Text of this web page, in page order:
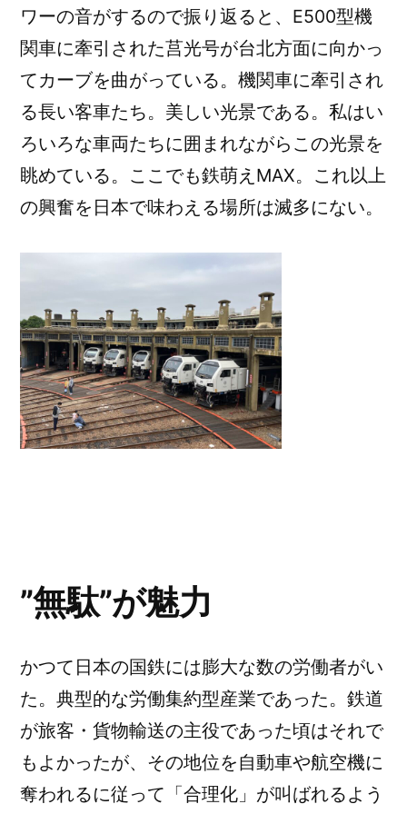
ワーの音がするので振り返ると、E500型機
関車に牽引された莒光号が台北方面に向かっ
てカーブを曲がっている。機関車に牽引され
る長い客車たち。美しい光景である。私はい
ろいろな車両たちに囲まれながらこの光景を
眺めている。ここでも鉄萌えMAX。これ以上
の興奮を日本で味わえる場所は滅多にない。
”無駄”が魅力
かつて日本の国鉄には膨大な数の労働者がい
た。典型的な労働集約型産業であった。鉄道
が旅客・貨物輸送の主役であった頃はそれで
もよかったが、その地位を自動車や航空機に
奪われるに従って「合理化」が叫ばれるよう